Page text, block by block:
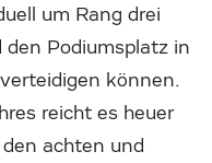
um Rang drei
Podiumsplatz in
können.
reicht es heuer
achten und